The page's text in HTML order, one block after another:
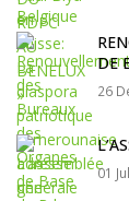
DE
26
01